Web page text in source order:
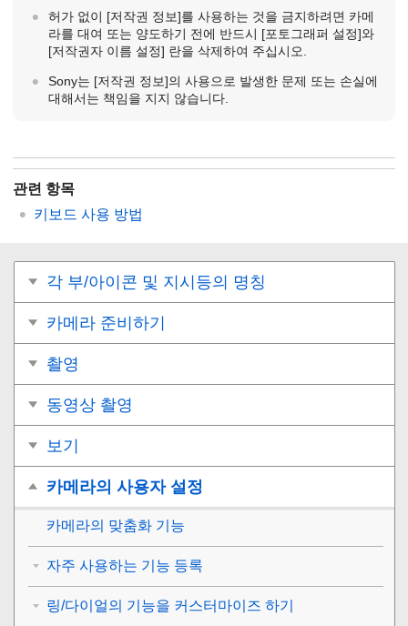
허가 없이 [저작권 정보]를 사용하는 것을 금지하려면 카메
라를 대여 또는 양도하기 전에 반드시 [포토그래퍼 설정]와
[저작권자 이름 설정] 란을 삭제하여 주십시오.
Sony는 [저작권 정보]의 사용으로 발생한 문제 또는 손실에
대해서는 책임을 지지 않습니다.
관련 항목
키보드 사용 방법
각 부/아이콘 및 지시등의 명칭
카메라 준비하기
촬영
동영상 촬영
보기
카메라의 사용자 설정
카메라의 맞춤화 기능
자주 사용하는 기능 등록
링/다이얼의 기능을 커스터마이즈 하기